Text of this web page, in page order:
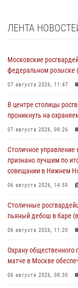
ЛЕНТА
Московские
федеральном розыске
07 августа 2026, 11:47
В центре столицы
проникнуть на
07 августа 2026, 09:26
Столичное
признано лучшим по
совещании в Нижнем
06 августа 2026, 14:59
Столичные
пьяный дебош в баре
06 августа 2026, 11:20
Охрану общественного
матче в Москве
06 августа 2026, 08:30